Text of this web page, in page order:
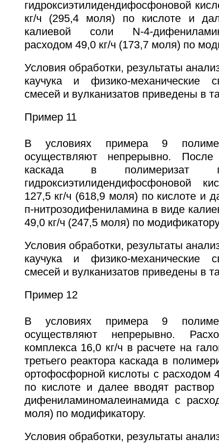
гидроксиэтилидендифосфоновой
кг/ч (295,4 моля) по кислоте и
калиевой соли N-4-
расходом 49,0 кг/ч (173,7 моля) по
Условия обработки, результаты
каучука и физико-механические
смесей и вулканизатов приведены в
Пример 11
В условиях примера 9
осуществляют непрерывно. После
каскада в полимеризат
гидроксиэтилидендифосфоновой
127,5 кг/ч (618,9 моля) по кислоте и
п-нитрозодифениламина в виде
49,0 кг/ч (247,5 моля) по
Условия обработки, результаты
каучука и физико-механические
смесей и вулканизатов приведены в
Пример 12
В условиях примера 9
осуществляют непрерывно.
комплекса 16,0 кг/ч в расчете на
третьего реактора каскада в
ортофосфорной кислоты с расходом
по кислоте и далее вводят
дифениламиномалеинамида с
моля) по модификатору.
Условия обработки, результаты